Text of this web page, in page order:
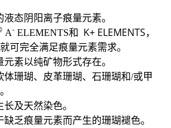
液态阴 阳离子痕量元素。
A- ELEMENTS和 K+ ELEMENTS，
可完全满足痕量元素需求。
素以纯矿物形式存在。
体珊瑚、皮革珊瑚、石珊瑚和/或甲
及天然染色。
缺乏痕量元素而产生的珊瑚褪色。